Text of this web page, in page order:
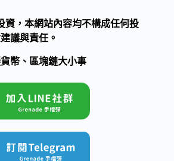
資，本網站內容均不構成任何投
議與責任。
幣、區塊鏈大小事